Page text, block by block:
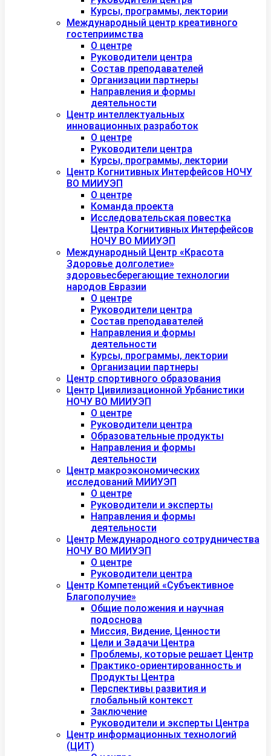
Курсы, программы, лектории
Международный центр креативного
гостеприимства
О центре
Руководители центра
Состав преподавателей
Организации партнеры
Направления и формы
деятельности
Центр интеллектуальных
инновационных разработок
О центре
Руководители центра
Курсы, программы, лектории
Центр Когнитивных Интерфейсов НОЧУ
ВО МИИУЭП
О центре
Команда проекта
Исследовательская повестка
Центра Когнитивных Интерфейсов
НОЧУ ВО МИИУЭП
Международный Центр «Красота
Здоровье долголетие»
здоровьесберегающие технологии
народов Евразии
О центре
Руководители центра
Состав преподавателей
Направления и формы
деятельности
Курсы, программы, лектории
Организации партнеры
Центр спортивного образования
Центр Цивилизационной Урбанистики
НОЧУ ВО МИИУЭП
О центре
Руководители центра
Образовательные продукты
Направления и формы
деятельности
Центр макроэкономических
исследований МИИУЭП
О центре
Руководители и эксперты
Направления и формы
деятельности
Центр Международного сотрудничества
НОЧУ ВО МИИУЭП
О центре
Руководители центра
Центр Компетенций «Субъективное
Благополучие»
Общие положения и научная
подоснова
Миссия, Видение, Ценности
Цели и Задачи Центра
Проблемы, которые решает Центр
Практико-ориентированность и
Продукты Центра
Перспективы развития и
глобальный контекст
Заключение
Руководители и эксперты Центра
Центр информационных технологий
(ЦИТ)